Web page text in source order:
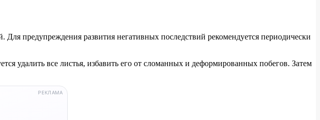
предупреждения развития негативных последствий рекомендуется периодически
удалить все листья, избавить его от сломанных и деформированных побегов. Затем
РЕКЛАМА